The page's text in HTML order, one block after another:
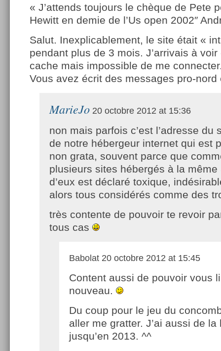
« J’attends toujours le chèque de Pete
Hewitt en demie de l’Us open 2002″
Salut. Inexplicablement, le site était «
pendant plus de 3 mois. J’arrivais à
cache mais impossible de me
Vous avez écrit des messages pro-
MarieJo 20 octobre 2012 at 15:36
non mais parfois c’est l’adresse du
de notre hébergeur internet qui est
non grata, souvent parce que
plusieurs sites hébergés à la même
d’eux est déclaré toxique,
alors tous considérés comme des
très contente de pouvoir te revoir
tous cas
Babolat 20 octobre 2012 at 15:45
Content aussi de pouvoir vous
nouveau.
Du coup pour le jeu du
aller me gratter. J’ai aussi de la
jusqu’en 2013. ^^